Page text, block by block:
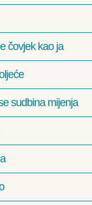
čovjek kao ja
sudbina mijenja